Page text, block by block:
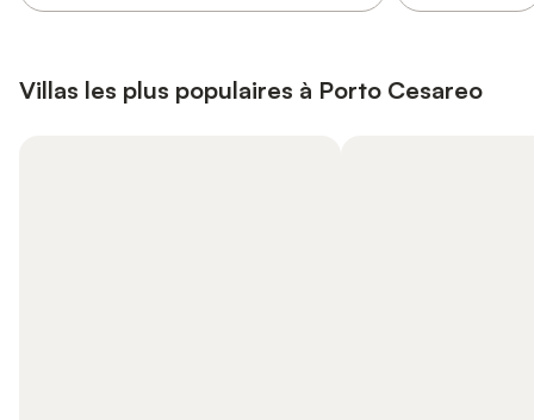
Villas les plus populaires à Porto Cesareo